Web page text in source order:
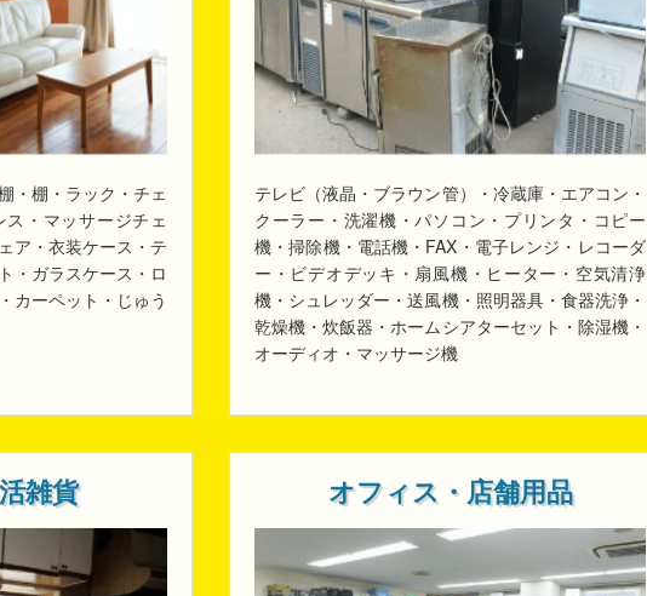
・棚・ラック・チェ
・マッサージチェ
ア・衣装ケース・テ
・ガラスケース・ロ
カーペット・じゅう
テレビ（液晶・ブラウン管）・冷蔵庫・エアコン・
クーラー・洗濯機・パソコン・プリンタ・コピー
機・掃除機・電話機・FAX・電子レンジ・レコーダ
ー・ビデオデッキ・扇風機・ヒーター・空気清浄
機・シュレッダー・送風機・照明器具・食器洗浄・
乾燥機・炊飯器・ホームシアターセット・除湿機・
オーディオ・マッサージ機
雑貨 オフィス・店舗用品